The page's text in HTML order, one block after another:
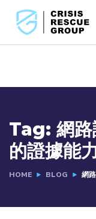
Tag: 網
的證據能
HOME BLOG 網